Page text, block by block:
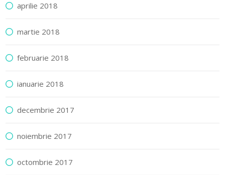
aprilie 2018
martie 2018
februarie 2018
ianuarie 2018
decembrie 2017
noiembrie 2017
octombrie 2017